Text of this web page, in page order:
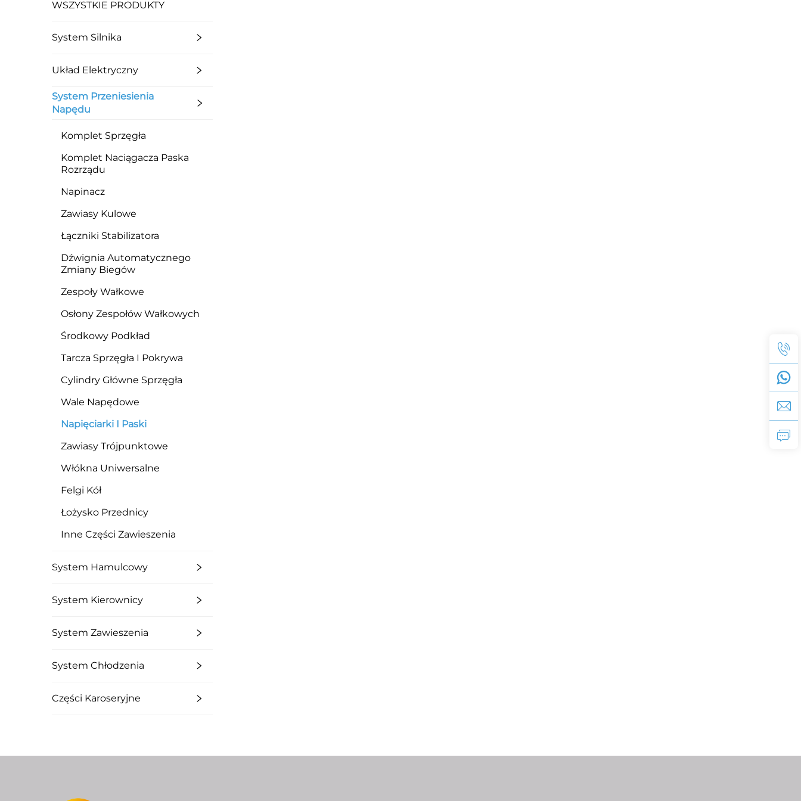
WSZYSTKIE PRODUKTY
System Silnika
Układ Elektryczny
System Przeniesienia
Napędu
Komplet Sprzęgła
Komplet Naciągacza Paska
Rozrządu
Napinacz
Zawiasy Kulowe
Łączniki Stabilizatora
Dźwignia Automatycznego
Zmiany Biegów
Zespoły Wałkowe
Osłony Zespołów Wałkowych
Środkowy Podkład
Tarcza Sprzęgła I Pokrywa
Cylindry Główne Sprzęgła
Wale Napędowe
Napięciarki I Paski
Zawiasy Trójpunktowe
Włókna Uniwersalne
Felgi Kół
Łożysko Przednicy
Inne Części Zawieszenia
System Hamulcowy
System Kierownicy
System Zawieszenia
System Chłodzenia
Części Karoseryjne